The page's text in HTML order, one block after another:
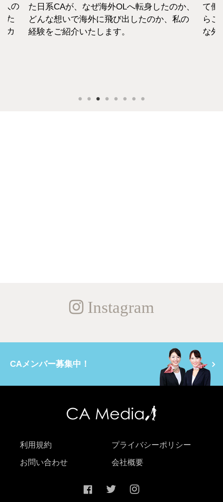
人の
た
カ
た日系CAが、なぜ海外OLへ転身したのか、
どんな想いで海外に飛び出したのか、私の
経験をご紹介いたします。
て働
らこ
な外
Instagram
CAメンバー募集中！
利用規約 プライバシーポリシー
お問い合わせ 会社概要